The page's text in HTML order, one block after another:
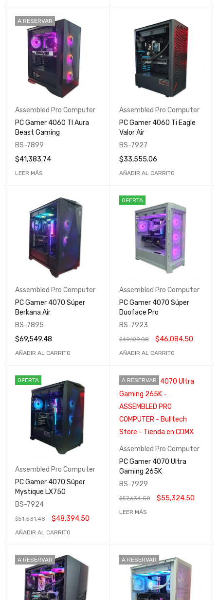
A RESERVAR
Assembled Pro Computer
PC Gamer 4060 TI Aura
Beast Gaming
BS-7899
$41,383.74
LEER MÁS
Assembled Pro Computer
PC Gamer 4060 Ti Eagle
Valor Air
BS-7927
$33,555.06
AÑADIR AL CARRITO
Assembled Pro Computer
PC Gamer 4070 Súper
Berkana Air
BS-7895
$69,549.48
AÑADIR AL CARRITO
OFERTA
Assembled Pro Computer
PC Gamer 4070 Súper
Duoface Pro
BS-7923
$49,129.08 $46,084.50
AÑADIR AL CARRITO
OFERTA
Assembled Pro Computer
PC Gamer 4070 Súper
Mystique LX750
BS-7924
$51,531.48 $48,394.50
AÑADIR AL CARRITO
A RESERVAR
Assembled Pro Computer
PC Gamer 4070 Ultra
Gaming 265K
BS-7929
$57,634.50 $55,324.50
LEER MÁS
A RESERVAR A RESERVAR